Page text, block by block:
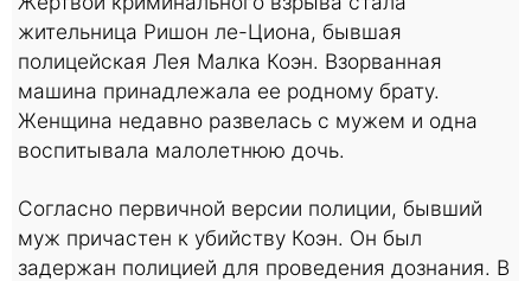
жительница Ришон ле-Циона, бывшая
полицейская Лея Малка Коэн. Взорванная
машина принадлежала ее родному брату.
Женщина недавно развелась с мужем и одна
воспитывала малолетнюю дочь.
Согласно первичной версии полиции, бывший
муж причастен к убийству Коэн. Он был
задержан полицией для проведения дознания. В